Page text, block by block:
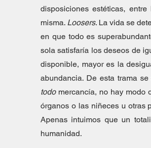
disposiciones estéticas,
misma. Loosers. La vida se
en que todo es
sola satisfaría los deseos de
disponible, mayor es la
todo mercancía, no hay modo
órganos o las niñeces u otras
Apenas intuimos que un
humanidad.